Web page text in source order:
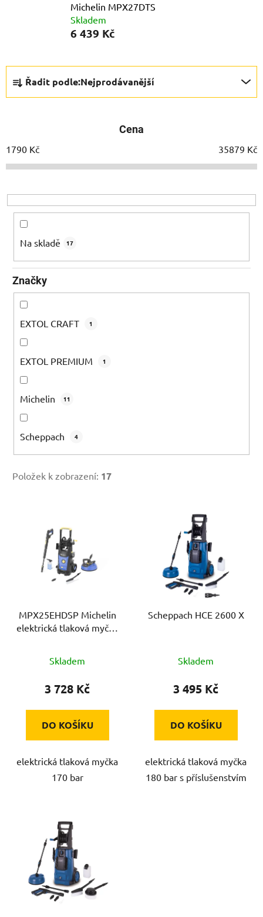
Michelin MPX27DTS
Skladem
6 439 Kč
í
p
o
d
ů
Řadit podle:Nejprodávanější
Cena
1790 Kč 35879 Kč
Na skladě 17
Značky
EXTOL CRAFT 1
EXTOL PREMIUM 1
Michelin 11
Scheppach 4
Položek k zobrazení: 17
MPX25EHDSP Michelin
elektrická tlaková myčka
Skladem
3 728 Kč
DO KOŠÍKU
elektrická tlaková myčka
170 bar
Scheppach HCE 2600 X
Skladem
3 495 Kč
DO KOŠÍKU
elektrická tlaková myčka
180 bar s příslušenstvím